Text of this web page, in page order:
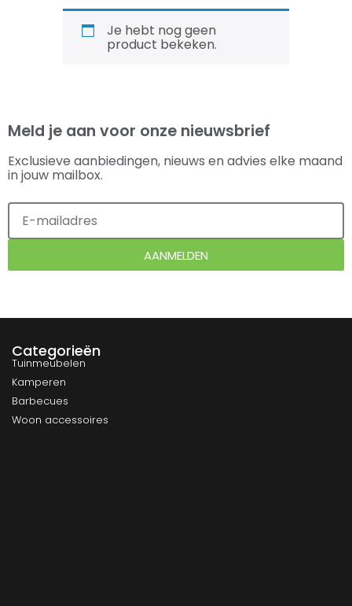
Je hebt nog geen
product bekeken.
Meld je aan voor onze nieuwsbrief
Exclusieve aanbiedingen, nieuws en advies elke maand
in jouw mailbox.
AANMELDEN
Categorieën
Tuinmeubelen
Kamperen
Barbecues
Woon accessoires